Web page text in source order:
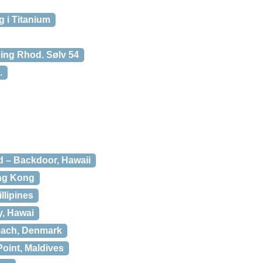
i Titanium
Rhod. Sølv 54
– Backdoor, Hawaii
Kong
Hawai
Denmark
Maldives